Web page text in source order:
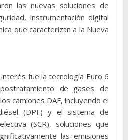
las nuevas soluciones de
instrumentación digital
que caracterizan a la Nueva
fue la tecnología Euro 6
de gases de
camiones DAF, incluyendo el
(DPF) y el sistema de
(SCR), soluciones que
las emisiones